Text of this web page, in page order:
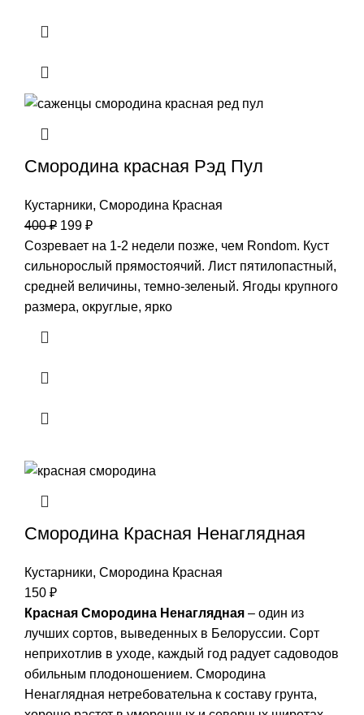
Смородина красная Рэд Пул
Кустарники, Смородина Красная
400₽ 199 ₽
Созревает на 1-2 недели позже, чем Rondom. Куст
сильнорослый прямостоячий. Лист пятилопастный,
средней величины, темно-зеленый. Ягоды крупного
размера, округлые, ярко
Смородина Красная Ненаглядная
Кустарники, Смородина Красная
150 ₽
Красная Смородина Ненаглядная – один из
лучших сортов, выведенных в Белоруссии. Сорт
неприхотлив в уходе, каждый год радует садоводов
обильным плодоношением. Смородина
Ненаглядная нетребовательна к составу грунта,